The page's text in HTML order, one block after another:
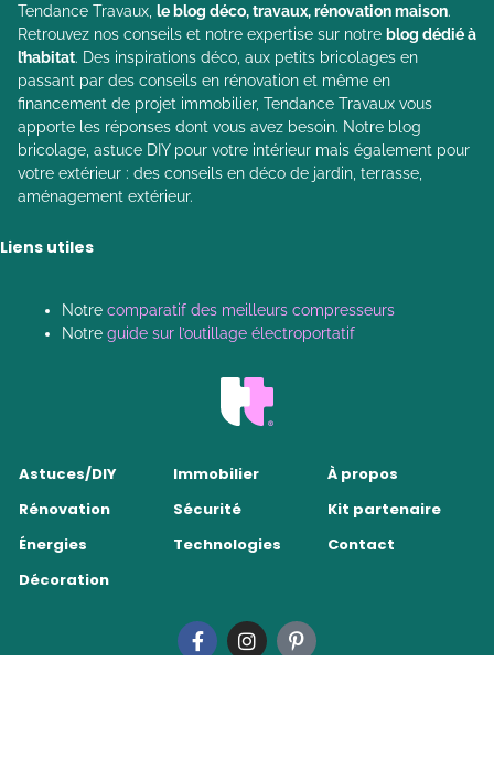
Tendance Travaux, le blog déco, travaux, rénovation maison.
Retrouvez nos conseils et notre expertise sur notre blog dédié à
l’habitat. Des inspirations déco, aux petits bricolages en
passant par des conseils en rénovation et même en
financement de projet immobilier, Tendance Travaux vous
apporte les réponses dont vous avez besoin. Notre blog
bricolage, astuce DIY pour votre intérieur mais également pour
votre extérieur : des conseils en déco de jardin, terrasse,
aménagement extérieur.
Liens utiles
Notre comparatif des meilleurs compresseurs
Notre guide sur l’outillage électroportatif
Astuces/DIY
Rénovation
Énergies
Décoration
Immobilier
Sécurité
Technologies
À propos
Kit partenaire
Contact